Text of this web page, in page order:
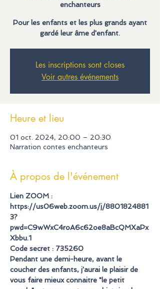
enchanteurs
Pour les enfants et les plus grands ayant
gardé leur âme d'enfant.
Les inscriptions sont closes
Voir autres événements
Heure et lieu
01 oct. 2024, 20:00 – 20:30
Narration contes enchanteurs
À propos de l'événement
Lien ZOOM :
https://us06web.zoom.us/j/8801824881
3?
pwd=C9wWxC4roA6c62oe8aBcQMXaPx
Xbbu.1
Code secret : 735260
Pendant une demi-heure, avant le
coucher des enfants, j'aurai le plaisir de
vous faire mieux connaitre "le petit